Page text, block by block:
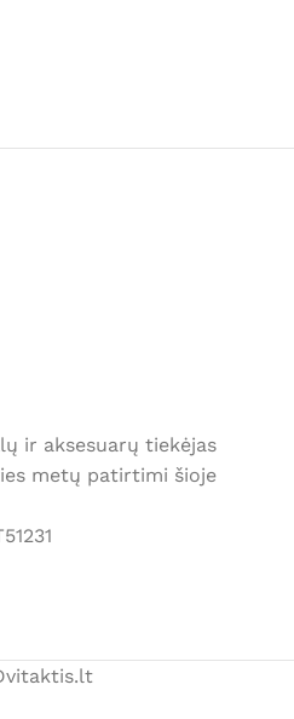
ir aksesuarų tiekėjas
metų patirtimi šioje